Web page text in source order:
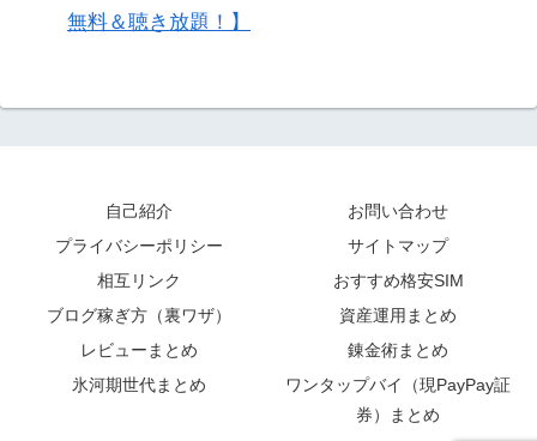
無料＆聴き放題！】
自己紹介
お問い合わせ
プライバシーポリシー
サイトマップ
相互リンク
おすすめ格安SIM
ブログ稼ぎ方（裏ワザ）
資産運用まとめ
レビューまとめ
錬金術まとめ
氷河期世代まとめ
ワンタップバイ（現PayPay証
券）まとめ